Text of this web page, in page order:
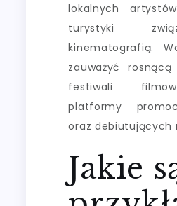
lokalnych
turystyki
kinematografią.
zauważyć rosnącą
festiwali
platformy
oraz debiutujących
Jakie